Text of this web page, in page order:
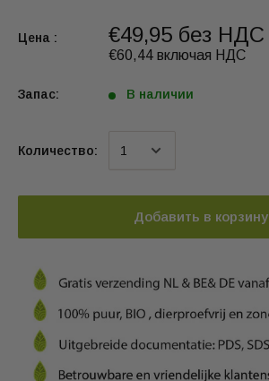
Цена : €49,95 без НДС
€60,44 включая НДС
Запас: В наличии
Количество:
Добавить в корзину